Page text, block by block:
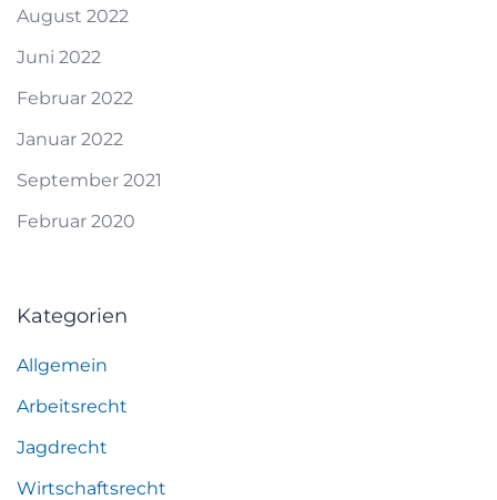
August 2022
Juni 2022
Februar 2022
Januar 2022
September 2021
Februar 2020
Kategorien
Allgemein
Arbeitsrecht
Jagdrecht
Wirtschaftsrecht